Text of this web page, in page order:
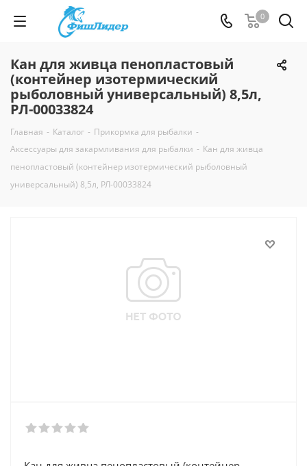
0
Кан для живца пенопластовый
(контейнер изотермический
рыболовный универсальный) 8,5л,
РЛ-00033824
Главная - Каталог - Прикормка для рыбалки -
Аксессуары для закармливания для рыбалки - Кан для живца
пенопластовый (контейнер изотермический рыболовный
универсальный) 8,5л, РЛ-00033824